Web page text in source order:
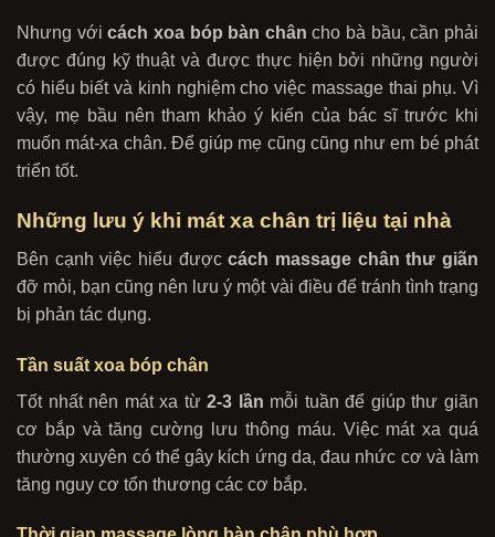
Nhưng vớicách xoa bóp bàn chân cho bà bầu, cần phải
được đúng kỹ thuật và được thực hiện bởi những người
có hiểu biết và kinh nghiệm cho việc massage thai phụ. Vì
vậy, mẹ bầu nên tham khảo ý kiến của bác sĩ trước khi
muốn mát-xa chân. Để giúp mẹ cũng cũng như em bé phát
triển tốt.
Những lưu ý khi mát xa chân trị liệu tại nhà
Bên cạnh việc hiểu đượccách massage chân thư giãn
đỡ mỏi, bạn cũng nên lưu ý một vài điều để tránh tình trạng
bị phản tác dụng.
Tần suất xoa bóp chân
Tốt nhất nên mát xa từ2-3 lần mỗi tuần để giúp thư giãn
cơ bắp và tăng cường lưu thông máu. Việc mát xa quá
thường xuyên có thể gây kích ứng da, đau nhức cơ và làm
tăng nguy cơ tổn thương các cơ bắp.